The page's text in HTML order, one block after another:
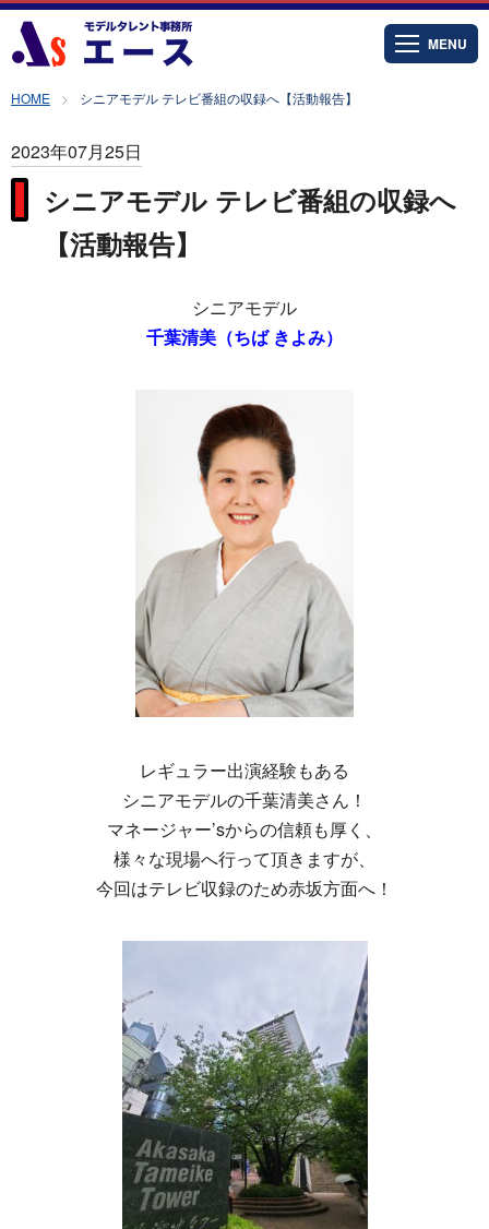
MENU
HOME シニアモデル テレビ番組の収録へ【活動報告】
2023年07月25日
シニアモデル テレビ番組の収録へ
【活動報告】
シニアモデル
千葉清美（ちば きよみ）
レギュラー出演経験もある
シニアモデルの千葉清美さん！
マネージャー’sからの信頼も厚く、
様々な現場へ行って頂きますが、
今回はテレビ収録のため赤坂方面へ！